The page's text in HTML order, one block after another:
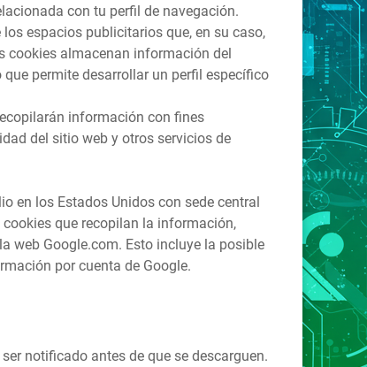
con tu perfil de navegación.
espacios publicitarios que, en su caso,
cookies almacenan información del
permite desarrollar un perfil específico
información con fines
del sitio web y otros servicios de
en los Estados Unidos con sede central
que recopilan la información,
web Google.com. Esto incluye la posible
por cuenta de Google.
notificado antes de que se descarguen.